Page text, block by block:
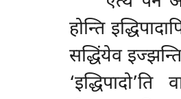
होन्ति
सद्धिंयेव